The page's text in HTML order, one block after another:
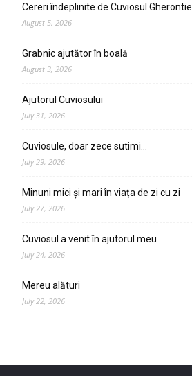
Cereri îndeplinite de Cuviosul Gherontie
August 5, 2026
Grabnic ajutător în boală
August 3, 2026
Ajutorul Cuviosului
July 31, 2026
Cuviosule, doar zece sutimi…
July 29, 2026
Minuni mici și mari în viața de zi cu zi
July 27, 2026
Cuviosul a venit în ajutorul meu
July 24, 2026
Mereu alături
July 22, 2026